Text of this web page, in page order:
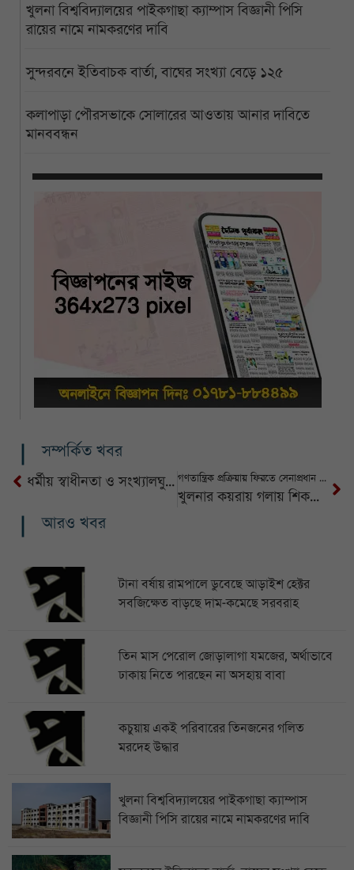
খুলনা বিশ্ববিদ্যালয়ের পাইকগাছা ক্যাম্পাস বিজ্ঞানী পিসি
রায়ের নামে নামকরণের দাবি
সুন্দরবনে ইতিবাচক বার্তা, বাঘের সংখ্যা বেড়ে ১২৫
কলাপাড়া পৌরসভাকে সোলারের আওতায় আনার দাবিতে
মানববন্ধন
সম্পর্কিত খবর
ধর্মীয় স্বাধীনতা ও সংখ্যালঘু অধিকার রক্ষায় বাংলাদেশ প্রতিশ্রুতিবদ্ধ : প্রধান উপদেষ্টা গণতান্ত্রিক প্রক্রিয়ায় ফিরতে সেনাপ্রধান বক্তব্য দিলে সমস্যা কোথায় : আমীর খসরু
খুলনার কয়রায় গলায় শিকল বাঁধা অবস্থায় মরদেহ উদ্ধার
আরও খবর
টানা বর্ষায় রামপালে ডুবেছে আড়াইশ হেক্টর
সবজিক্ষেত বাড়ছে দাম-কমেছে সরবরাহ
তিন মাস পেরোল জোড়ালাগা যমজের, অর্থাভাবে
ঢাকায় নিতে পারছেন না অসহায় বাবা
কচুয়ায় একই পরিবারের তিনজনের গলিত
মরদেহ উদ্ধার
খুলনা বিশ্ববিদ্যালয়ের পাইকগাছা ক্যাম্পাস
বিজ্ঞানী পিসি রায়ের নামে নামকরণের দাবি